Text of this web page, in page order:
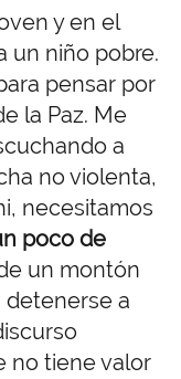
y en el
un niño pobre.
pensar por
la Paz. Me
a
no violenta,
necesitamos
poco de
un montón
detenerse a
no tiene valor